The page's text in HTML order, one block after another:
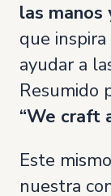
las manos
que
ayudar a
Resumido
“We craft
Este
nuestra